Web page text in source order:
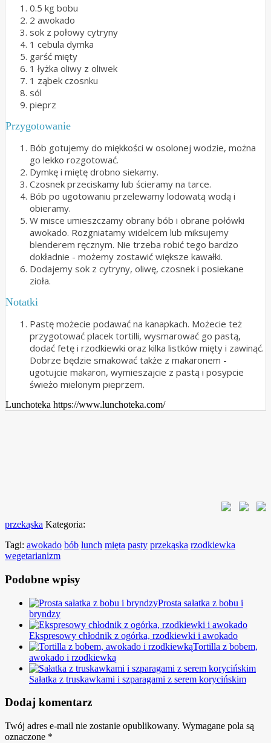
0.5 kg bobu
2 awokado
sok z połowy cytryny
1 cebula dymka
garść mięty
1 łyżka oliwy z oliwek
1 ząbek czosnku
sól
pieprz
Przygotowanie
Bób gotujemy do miękkości w osolonej wodzie, można
go lekko rozgotować.
Dymkę i miętę drobno siekamy.
Czosnek przeciskamy lub ścieramy na tarce.
Bób po ugotowaniu przelewamy lodowatą wodą i
obieramy.
W misce umieszczamy obrany bób i obrane połówki
awokado. Rozgniatamy widelcem lub miksujemy
blenderem ręcznym. Nie trzeba robić tego bardzo
dokładnie - możemy zostawić większe kawałki.
Dodajemy sok z cytryny, oliwę, czosnek i posiekane
zioła.
Notatki
Pastę możecie podawać na kanapkach. Możecie też
przygotować placek tortilli, wysmarować go pastą,
dodać fetę i rzodkiewki oraz kilka listków mięty i zawinąć.
Dobrze będzie smakować także z makaronem -
ugotujcie makaron, wymieszajcie z pastą i posypcie
świeżo mielonym pieprzem.
Lunchoteka https://www.lunchoteka.com/
przekąska Kategoria:
Tagi: awokado bób lunch mięta pasty przekąska rzodkiewka
wegetarianizm
Podobne wpisy
Prosta sałatka z bobu i
bryndzy
Ekspresowy chłodnik z ogórka, rzodkiewki i awokado
Tortilla z bobem,
awokado i rzodkiewką
Sałatka z truskawkami i szparagami z serem korycińskim
Dodaj komentarz
Twój adres e-mail nie zostanie opublikowany. Wymagane pola są
oznaczone *